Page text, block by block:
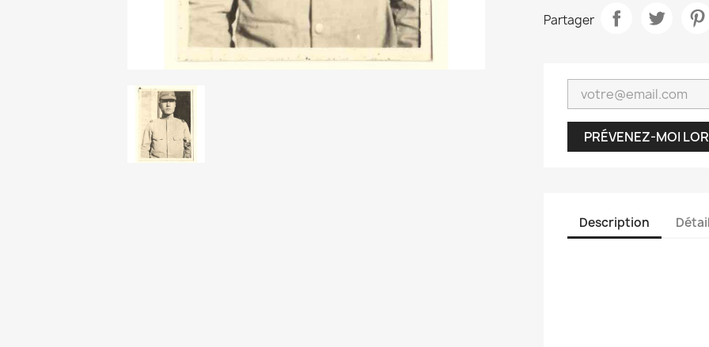
Partager
PRÉVENEZ-MOI
Description